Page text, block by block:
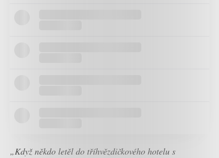
„Když někdo letěl do tříhvězdičkového hotelu s